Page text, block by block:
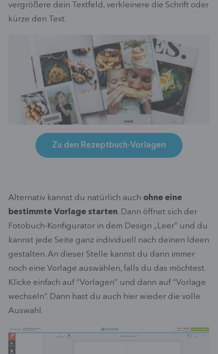
vergrößere dein Textfeld, verkleinere die Schrift oder
kürze den Text.
Zu den Rezeptbuch-Vorlagen
Alternativ kannst du natürlich auch ohne eine
bestimmte Vorlage starten. Dann öffnet sich der
Fotobuch-Konfigurator in dem Design „Leer“ und du
kannst jede Seite ganz individuell nach deinen Ideen
gestalten. An dieser Stelle kannst du dann immer
noch eine Vorlage auswählen, falls du das möchtest.
Klicke einfach auf “Vorlagen” und dann auf “Vorlage
wechseln”. Dann hast du auch hier wieder die volle
Auswahl.